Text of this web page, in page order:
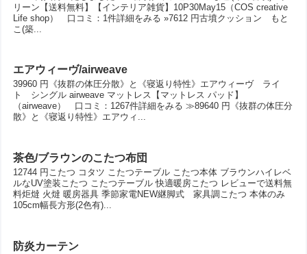
リーン【送料無料】【インテリア雑貨】10P30May15（COS creative
Life shop） 口コミ：1件詳細をみる »7612 円古墳クッション もと
こ(築...
エアウィーヴ/airweave
39960 円《抜群の体圧分散》と《寝返り特性》エアウィーヴ ライ
ト シングル airweave マットレス【マットレス パッド】
（airweave） 口コミ：1267件詳細をみる ≫89640 円《抜群の体圧分
散》と《寝返り特性》エアウィ...
茶色/ブラウンのこたつ布団
12744 円こたつ コタツ こたつテーブル こたつ本体 ブラウンハイレベ
ルなUV塗装こたつ こたつテーブル 快適暖房こたつ レビューで送料無
料炬燵 火燵 暖房器具 季節家電NEW継脚式 家具調こたつ 本体のみ
105cm幅長方形(2色有)...
防炎カーテン